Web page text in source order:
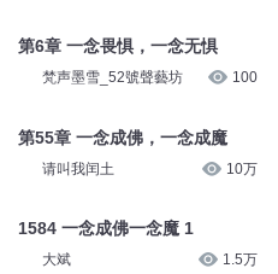
第6章 一念畏惧，一念无惧
梵声墨雪_52號聲藝坊 100
第55章 一念成佛，一念成魔
请叫我闰土 10万
1584 一念成佛一念魔 1
大斌 1.5万